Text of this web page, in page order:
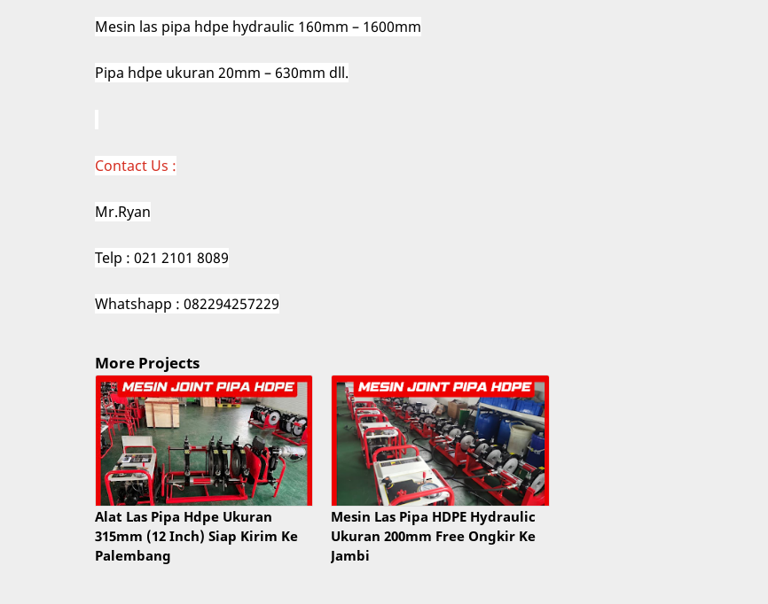
Mesin las pipa hdpe hydraulic 160mm – 1600mm
Pipa hdpe ukuran 20mm – 630mm dll.
Contact Us :
Mr.Ryan
Telp : 021 2101 8089
Whatshapp : 082294257229
More Projects
Alat Las Pipa Hdpe Ukuran
315mm (12 Inch) Siap Kirim Ke
Palembang
Mesin Las Pipa HDPE Hydraulic
Ukuran 200mm Free Ongkir Ke
Jambi